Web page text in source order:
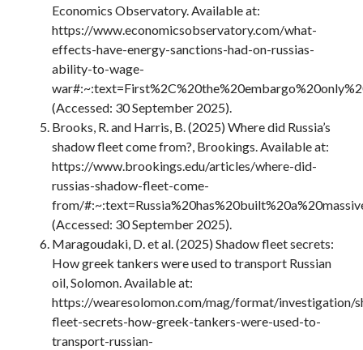
Economics Observatory. Available at:
https://www.economicsobservatory.com/what-
effects-have-energy-sanctions-had-on-russias-
ability-to-wage-
(Accessed: 30 September 2025).
Brooks, R. and Harris, B. (2025) Where did Russia’s
shadow fleet come from?, Brookings. Available at:
https://www.brookings.edu/articles/where-did-
russias-shadow-fleet-come-
from/
(Accessed: 30 September 2025).
Maragoudaki, D. et al. (2025) Shadow fleet secrets:
How greek tankers were used to transport Russian
oil, Solomon. Available at:
https://wearesolomon.com/mag/format/investigation/
fleet-secrets-how-greek-tankers-were-used-to-
transport-russian-